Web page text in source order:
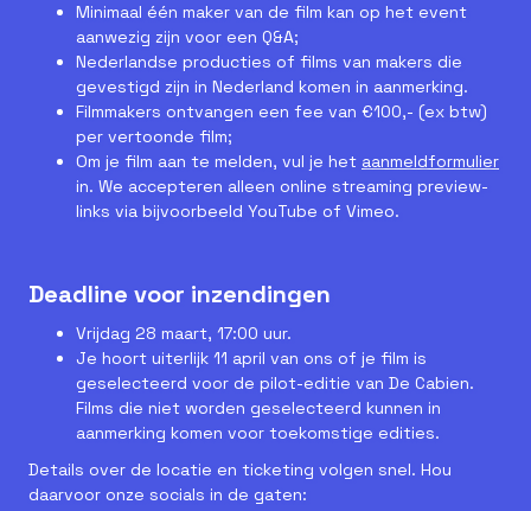
Minimaal één maker van de film kan op het event
aanwezig zijn voor een Q&A;
Nederlandse producties of films van makers die
gevestigd zijn in Nederland komen in aanmerking.
Filmmakers ontvangen een fee van €100,- (ex btw)
per vertoonde film;
Om je film aan te melden, vul je het aanmeldformulier
in. We accepteren alleen online streaming preview-
links via bijvoorbeeld YouTube of Vimeo.
Deadline voor inzendingen
Vrijdag 28 maart, 17:00 uur.
Je hoort uiterlijk 11 april van ons of je film is
geselecteerd voor de pilot-editie van De Cabien.
Films die niet worden geselecteerd kunnen in
aanmerking komen voor toekomstige edities.
Details over de locatie en ticketing volgen snel. Hou
daarvoor onze socials in de gaten: